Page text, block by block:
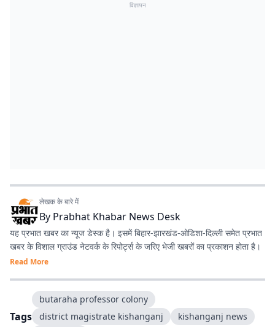
विज्ञापन
लेखक के बारे में
By Prabhat Khabar News Desk
यह प्रभात खबर का न्यूज डेस्क है। इसमें बिहार-झारखंड-ओडिशा-दिल्‍ली समेत प्रभात
खबर के विशाल ग्राउंड नेटवर्क के रिपोर्ट्स के जरिए भेजी खबरों का प्रकाशन होता है।
Read More
Tags
butaraha professor colony
district magistrate kishanganj
kishanganj news